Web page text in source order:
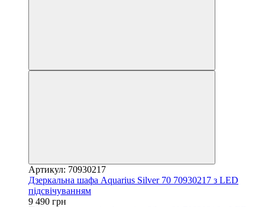
Артикул: 70930217
Дзеркальна шафа Aquarius Silver 70 70930217 з LED
підсвічуванням
9 490 грн